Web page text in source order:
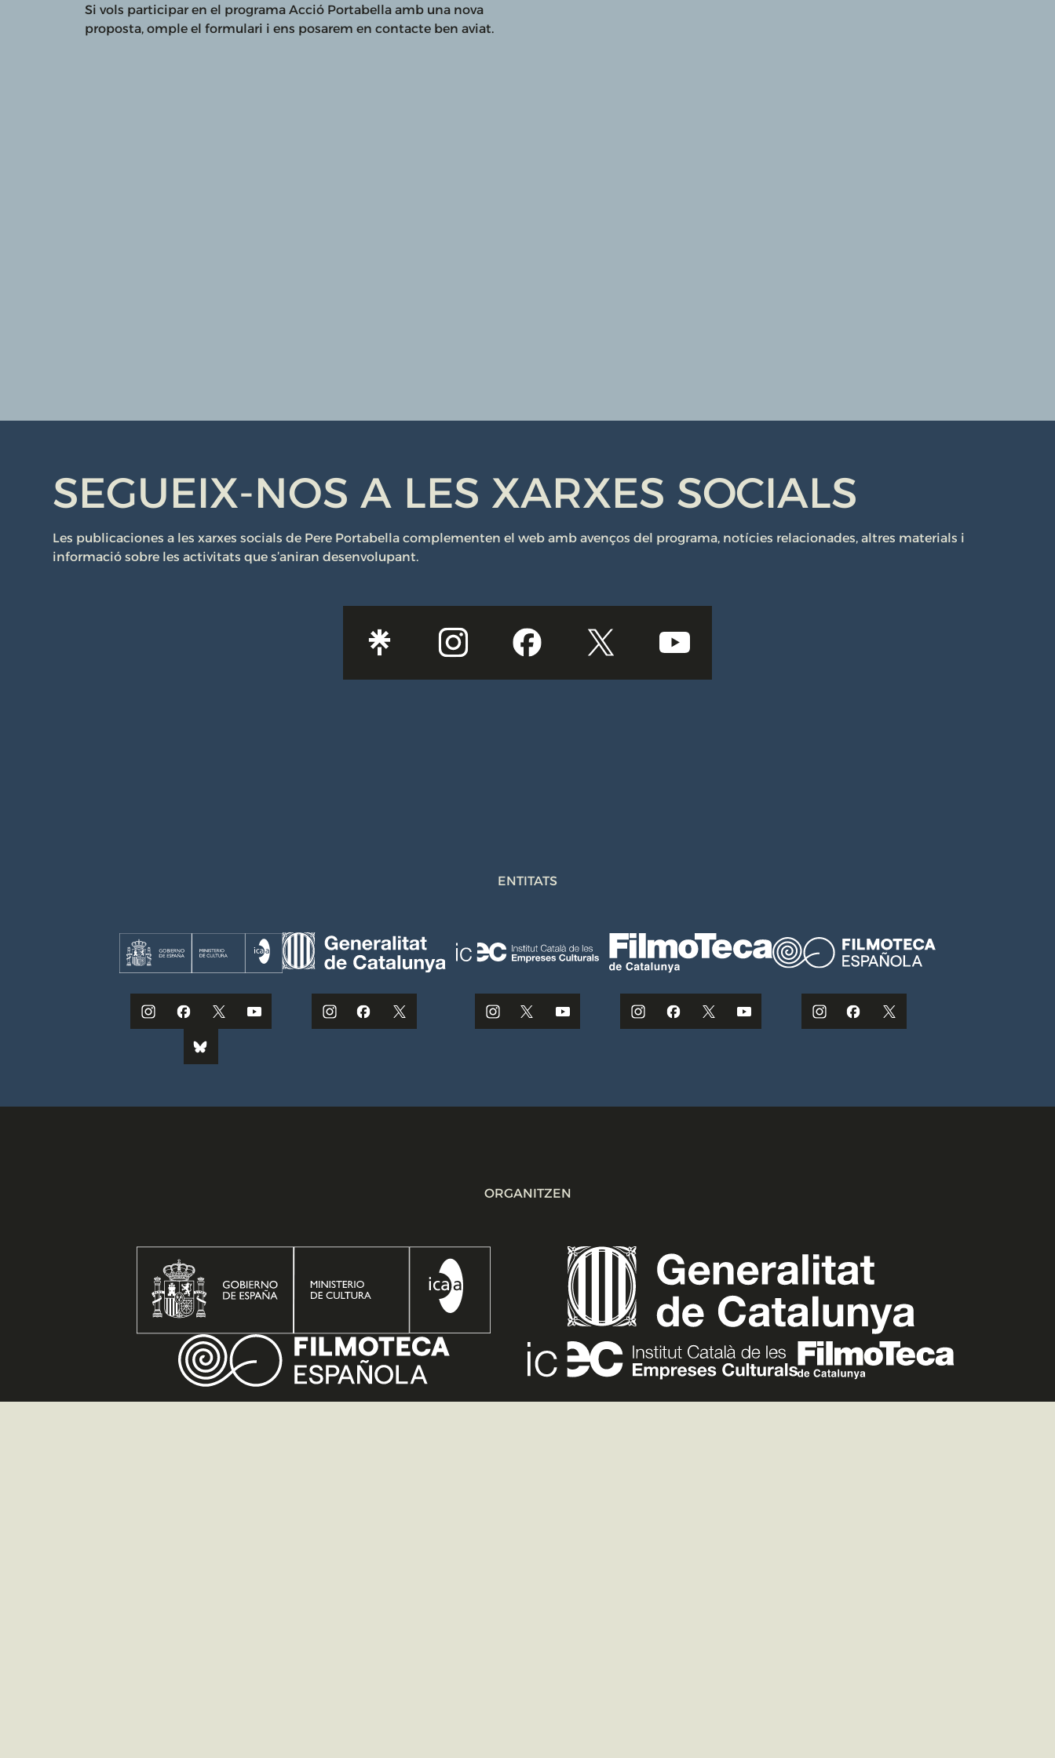
Si vols participar en el programa Acció Portabella amb una nova
proposta, omple el formulari i ens posarem en contacte ben aviat.
SEGUEIX-NOS A LES XARXES SOCIALS
Les publicaciones a les xarxes socials de Pere Portabella complementen el web amb avenços del programa, notícies relacionades, altres materials i
informació sobre les activitats que s’aniran desenvolupant.
ENTITATS
ORGANITZEN